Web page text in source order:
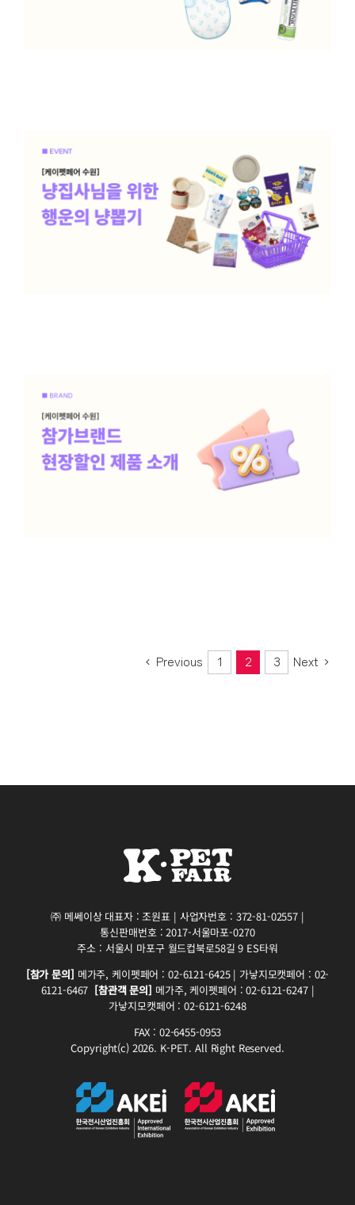
Previous 1 2 3 Next
㈜ 메쎄이상 대표자 : 조원표 | 사업자번호 : 372-81-02557 |
통신판매번호 : 2017-서울마포-0270
주소 : 서울시 마포구 월드컵북로58길 9 ES타워
[참가 문의] 메가주, 케이펫페어 : 02-6121-6425 | 가낳지모캣페어 : 02-
6121-6467 [참관객 문의] 메가주, 케이펫페어 : 02-6121-6247 |
가낳지모캣페어 : 02-6121-6248
FAX : 02-6455-0953
Copyright(c) 2026. K-PET. All Right Reserved.